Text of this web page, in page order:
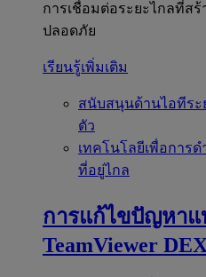
การเชื่อมต่อระยะไกลที่ส
ปลอดภัย
เรียนรู้เพิ่มเติม
สนับสนุนด้านไอทีระ
ตัว
เทคโนโลยีเพื่อการด
ที่อยู่ไกล
การแก้ไขปัญหาแ
TeamViewer DEX